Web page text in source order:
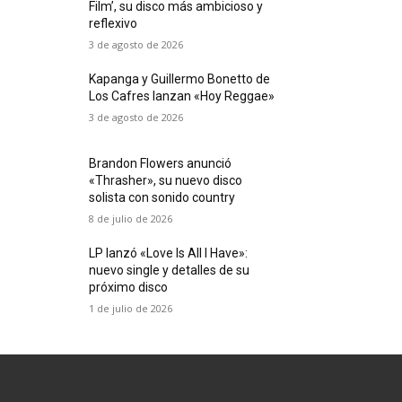
Film’, su disco más ambicioso y
reflexivo
3 de agosto de 2026
Kapanga y Guillermo Bonetto de
Los Cafres lanzan «Hoy Reggae»
3 de agosto de 2026
Brandon Flowers anunció
«Thrasher», su nuevo disco
solista con sonido country
8 de julio de 2026
LP lanzó «Love Is All I Have»:
nuevo single y detalles de su
próximo disco
1 de julio de 2026